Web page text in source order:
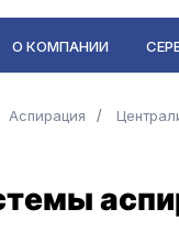
О КОМПАНИИ
Аспирация /